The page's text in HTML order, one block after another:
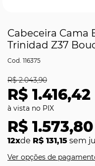
Cabeceira Cama
Trinidad Z37
116375
R$ 1.416,42
R$ 2.043,90
R$ 1.573,80
12xde R$ 131,15 sem
Ver opções de